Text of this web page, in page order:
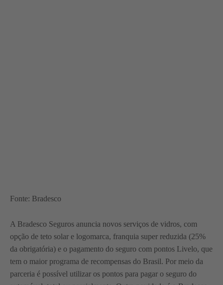
Fonte: Bradesco
A Bradesco Seguros anuncia novos serviços de vidros, com
opção de teto solar e logomarca, franquia super reduzida (25%
da obrigatória) e o pagamento do seguro com pontos Livelo, que
tem o maior programa de recompensas do Brasil. Por meio da
parceria é possível utilizar os pontos para pagar o seguro do